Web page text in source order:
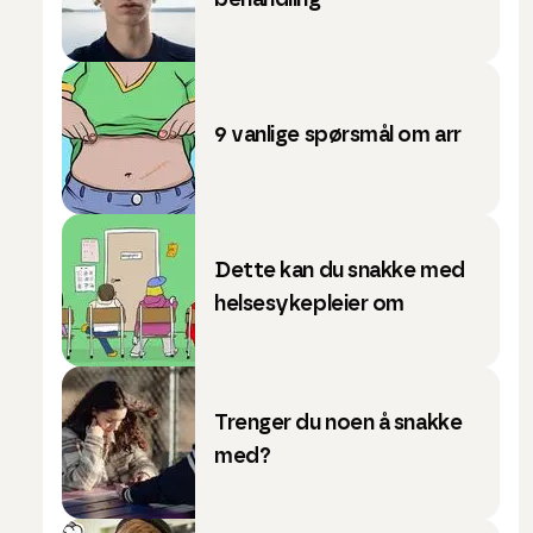
9 vanlige spørsmål om arr
Dette kan du snakke med
helsesykepleier om
Trenger du noen å snakke
med?